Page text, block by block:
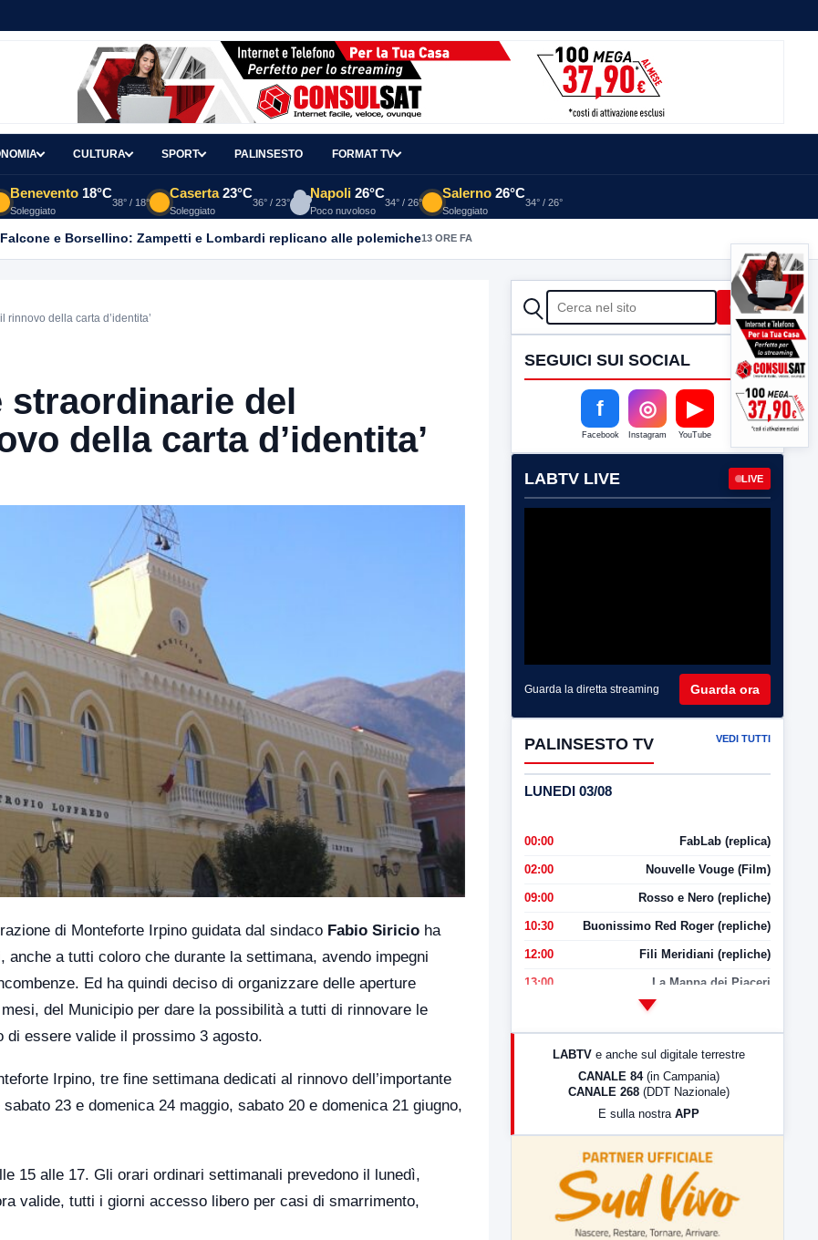
CULTURA SPORT PALINSESTO FORMAT TV
Benevento 18°C
Soleggiato
38° / 18°
Caserta 23°C
Soleggiato
36° / 23°
Napoli 26°C
Poco nuvoloso
34° / 26°
Salerno 26°C
Soleggiato
34° / 26°
e Borsellino: Zampetti e Lombardi replicano alle polemiche13 ORE FA
della carta d’identita’
straordinarie del
della carta d’identita’
di Monteforte Irpino guidata dal sindaco Fabio Siricio ha
anche a tutti coloro che durante la settimana, avendo impegni
Ed ha quindi deciso di organizzare delle aperture
del Municipio per dare la possibilità a tutti di rinnovare le
di essere valide il prossimo 3 agosto.
Irpino, tre fine settimana dedicati al rinnovo dell’importante
23 e domenica 24 maggio, sabato 20 e domenica 21 giugno,
15 alle 17. Gli orari ordinari settimanali prevedono il lunedì,
valide, tutti i giorni accesso libero per casi di smarrimento,
CERCA Cerca
SEGUICI SUI SOCIAL
f
Facebook
◎
Instagram
▶
YouTube
LABTV LIVE LIVE
Guarda la diretta streaming Guarda ora
PALINSESTO TV VEDI TUTTI
LUNEDI 03/08
00:00 FabLab (replica)
02:00 Nouvelle Vouge (Film)
09:00 Rosso e Nero (repliche)
10:30 Buonissimo Red Roger (repliche)
12:00 Fili Meridiani (repliche)
13:00 La Mappa dei Piaceri
LabNews (Diretta)
LabNews (replica)
LABTV e anche sul digitale terrestre
CANALE 84 (in Campania)
CANALE 268 (DDT Nazionale)
E sulla nostra APP